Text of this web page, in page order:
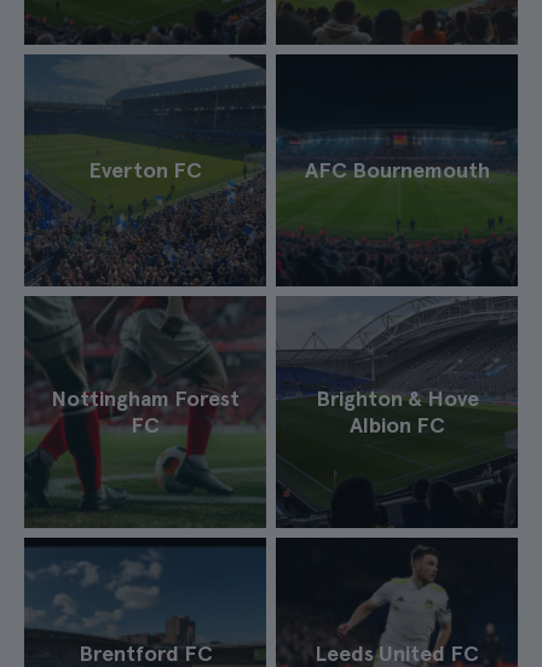
Everton FC AFC Bournemouth
Nottingham Forest
FC
Brighton & Hove
Albion FC
Brentford FC Leeds United FC